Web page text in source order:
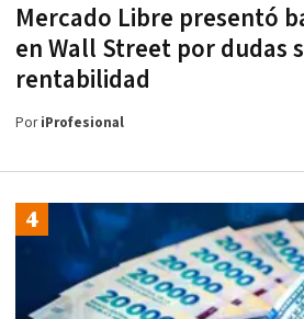
Mercado Libre presentó
en Wall Street por dudas
rentabilidad
PoriProfesional